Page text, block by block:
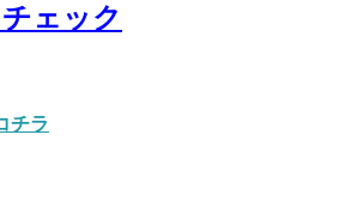
ェック
チラ